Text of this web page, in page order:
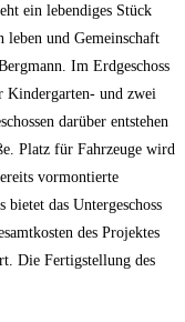
ein leben­di­ges Stück
und Gemein­schaft
Im Erd­ge­schoss
Kin­der­gar­ten- und zwei
dar­über ent­ste­hen
Platz für Fahr­zeu­ge wird
vor­mon­tier­te
das Unter­ge­schoss
des Pro­jek­tes
Die Fer­tig­stel­lung des